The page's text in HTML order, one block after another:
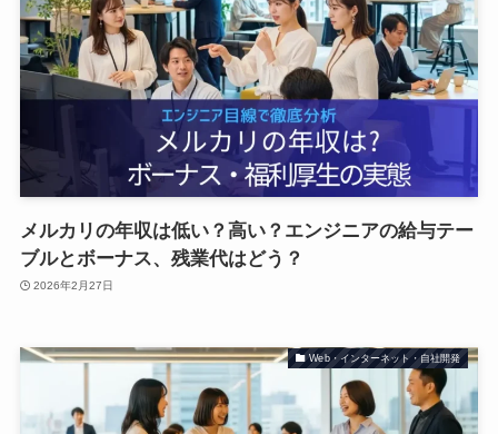
メルカリの年収は低い？高い？エンジニアの給与テー
ブルとボーナス、残業代はどう？
2026年2月27日
Web・インターネット・自社開発